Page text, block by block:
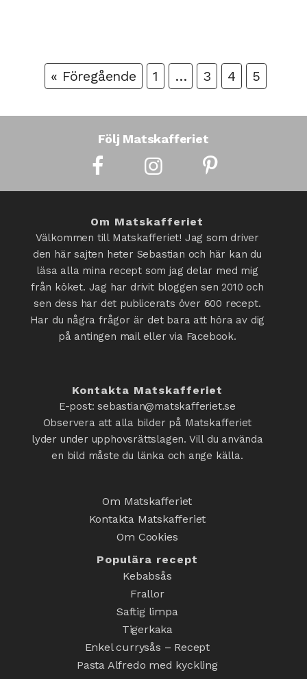
« Föregående 1 … 3 4 5
Följ Matskafferiet
Om Matskafferiet
Välkommen till Matskafferiet! Jag som driver
den här sajten heter Sebastian och här kan du
läsa alla mina recept som jag delar med mig
från köket. Jag har drivit bloggen sen 2010 och
sen dess har det publicerats över 600 recept.
Har du några frågor är det bara att höra av dig
på antingen mail eller via Facebook.
Kontakta Matskafferiet
E-post: sebastian@matskafferiet.se
Observera att alla bilder på Matskafferiet
lyder under upphovsrättslagen. Vill du använda
en bild måste du länka och ange källa.
Om Matskafferiet
Kontakta Matskafferiet
Om Cookies
Populära recept
Kebabsås
Frallor
Saftig limpa
Tigerkaka
Enkel currysås – Recept
Pasta Alfredo med kyckling